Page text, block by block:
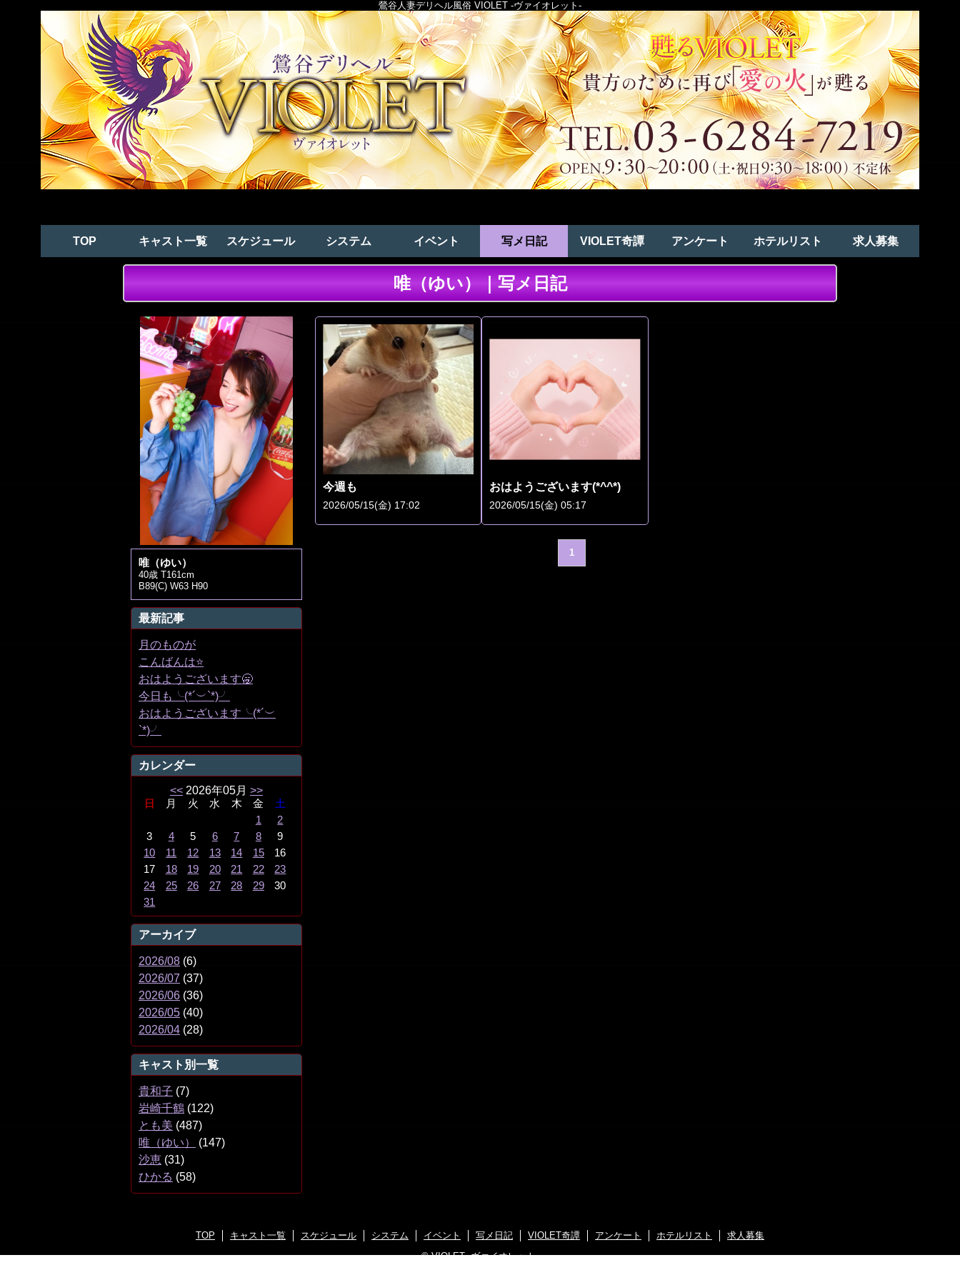
鶯谷人妻デリヘル風俗 VIOLET -ヴァイオレット-
TOP キャスト一覧 スケジュール システム イベント 写メ日記 VIOLET奇譚 アンケート ホテルリスト 求人募集
唯（ゆい）｜写メ日記
唯（ゆい）
40歳 T161cm
B89(C) W63 H90
最新記事
月のものが
こんばんは⭐️
おはようございます🥱
今日も╰(*´︶`*)╯
おはようございます╰(*´︶
`*)╯
カレンダー
<< 2026年05月 >>
日 月 火 水 木 金
土
1
2
3
4 5 6 7 8
9
10
11 12 13 14 15
16
17
18 19 20 21 22
23
24
25 26 27 28 29
30
31
アーカイブ
2026/08 (6)
2026/07 (37)
2026/06 (36)
2026/05 (40)
2026/04 (28)
キャスト別一覧
貴和子 (7)
岩崎千鶴 (122)
とも美 (487)
唯（ゆい）
(147)
沙恵 (31)
ひかる (58)
今週も
2026/05/15(金) 17:02
おはようございます(*^^*)
2026/05/15(金) 05:17
1
TOP キャスト一覧 スケジュール システム イベント 写メ日記 VIOLET奇譚 アンケート ホテルリスト
求人募集
©VIOLET -ヴァイオレット-